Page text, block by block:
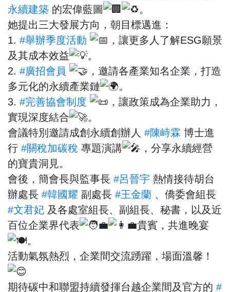
永續建築 的宏偉藍圖
。
她提出三大發展方向，朝目標邁進：
1. #舉辦季度活動
，讓更多人了解ESG願景
及其成本效益
。
2. #廣招會員
，邀請各產業知名企業，打造
多元化的永續產業鏈
。
3. #完善協會制度
，讓政策成為企業助力，
實現深度結合
。
會議特別邀請成創永續創辦人 #陳峙霖 博士進
行 #關稅加碳稅 專題演講
，分享永續經營
的寶貴洞見。
會後，簡會長與監事長 #呂晉宇 熱情接待胡台
辦處長 #韓國耀 副處長 #王金蘭 、僑委會組長
#文君妃 及各處室組長、副組長、秘書，以及近
百位企業界代表
貴賓，共進晚宴
。
活動氣氛熱烈，企業間交流踴躍，場面溫馨！
期待碳中和聯盟持續發揮台越企業間及官方的 #